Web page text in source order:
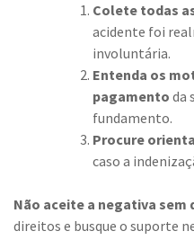
Colete todas
acidente foi
involuntária.
Entenda os
pagamento da
fundamento.
Procure
caso a
Não aceite a negativa sem
direitos e busque o suporte